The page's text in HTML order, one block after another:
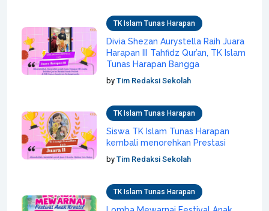
TK Islam Tunas Harapan
Divia Shezan Aurystella Raih Juara
Harapan III Tahfidz Qur’an, TK Islam
Tunas Harapan Bangga
byTim Redaksi Sekolah
TK Islam Tunas Harapan
Siswa TK Islam Tunas Harapan
kembali menorehkan Prestasi
byTim Redaksi Sekolah
TK Islam Tunas Harapan